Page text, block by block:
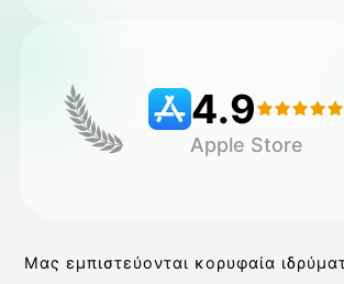
4.9
Apple Store
Μας εμπιστεύονται κορυφαία